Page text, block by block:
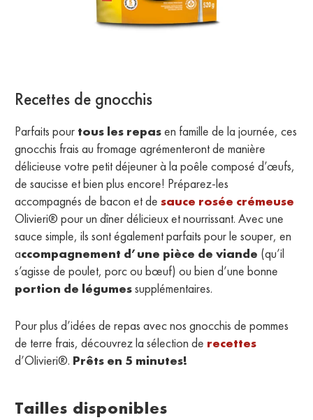
Recettes de gnocchis
Parfaits pour tous les repasen famille de la journée, ces
gnocchis frais au fromage agrémenteront de manière
délicieuse votre petit déjeuner à la poêle composé d’œufs,
de saucisse et bien plus encore! Préparez-les
accompagnés de bacon et desauce rosée crémeuse
Olivieri® pour un dîner délicieux et nourrissant. Avec une
sauce simple, ils sont également parfaits pour le souper, en
accompagnement d’une pièce de viande (qu’il
s’agisse de poulet, porc ou bœuf) ou bien d’une bonne
portion de légumessupplémentaires.
Pour plus d’idées de repas avec nos gnocchis de pommes
de terre frais, découvrez la sélection de recettes
d’Olivieri®. Prêts en 5 minutes!
Tailles disponibles